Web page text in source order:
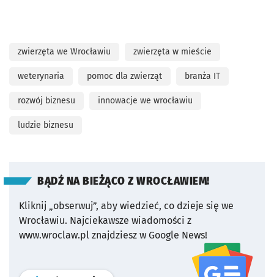
zwierzęta we Wrocławiu zwierzęta w mieście
weterynaria pomoc dla zwierząt branża IT
rozwój biznesu innowacje we wrocławiu
ludzie biznesu
BĄDŹ NA BIEŻĄCO Z WROCŁAWIEM!
Kliknij „obserwuj”, aby wiedzieć, co dzieje się we
Wrocławiu. Najciekawsze wiadomości z
www.wroclaw.pl znajdziesz w Google News!